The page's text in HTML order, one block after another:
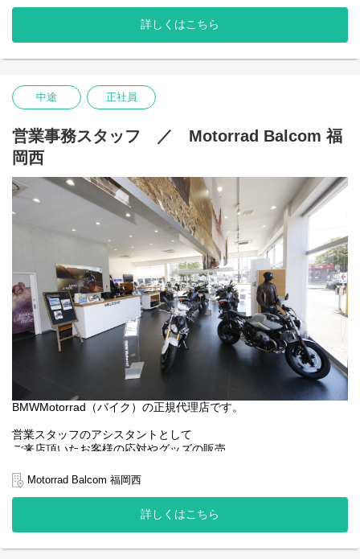
＜お仕事の内容＞
商品車両の洗車・清掃 など整備補助業務
先輩スタッフの補助作業からスタート
月の残業は21時間前後。
お休みもしっかり取得できる！
お客様を紹介すればインセンティブもあり！
バイク好きの方は、学歴・年齢・経験に関係なくご応募くださ
い。
安定した経営基盤で成長できる！
正規ディーラー権を持つBMWモトラッドやハーレーダビッドソ
ン、インディアンだけでなく、
新車から中古車まで豊富な国産、輸入バイクの取り扱いができる
ため、
「自身のスキルを高められる」「多くのバイクに触れられる」
とスタッフにも喜ばれています。
詳しくはこちら
中途 正社員
営業事務スタッフ ／ Motorrad Balcom 福
岡西
BMWMotorrad（バイク）の正規代理店です。
営業スタッフのアシスタントとして
ご来店頂いたお客様の応対やグッズの販売、
＜お仕事の内容＞
ウエア、グッズの販売、管理、発注
営業スタッフのサポート事務
カンタンな経理事務
Motorrad Balcom 福岡西
詳しくはこちら